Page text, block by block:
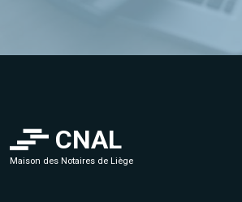
CNAL
Maison des Notaires de Liège